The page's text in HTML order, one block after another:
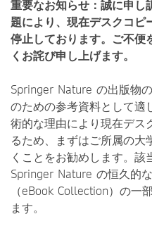
重要なお知らせ： 誠に申し
題により、 現在デスクコピ
停止しております。ご不便
くお詫び申し上げます。
Springer Nature の出版物
のための参考資料として適
術的な理由により現在デス
るため、まずはご所属の
くことをお勧めします。
Springer Nature の恒久的
（eBook Collection）の一
ます。